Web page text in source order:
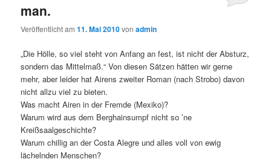
man.
Veröffentlicht am11. Mai 2010vonadmin
„Die Hölle, so viel steht von Anfang an fest, ist nicht der Absturz,
sondern das Mittelmaß.“ Von diesen Sätzen hätten wir gerne
mehr, aber leider hat Airens zweiter Roman (nach Strobo) davon
nicht allzu viel zu bieten.
Was macht Airen in der Fremde (Mexiko)?
Warum wird aus dem Berghainsumpf nicht so ’ne
Kreißsaalgeschichte?
Warum chillig an der Costa Alegre und alles voll von ewig
lächelnden Menschen?